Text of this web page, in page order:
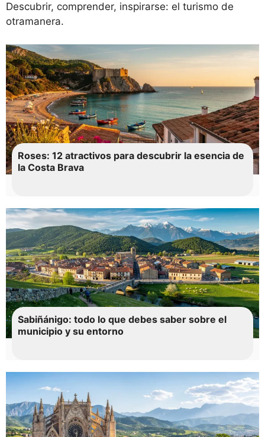
Descubrir, comprender, inspirarse: el turismo de
otramanera.
Roses: 12 atractivos para descubrir la esencia de
la Costa Brava
Sabiñánigo: todo lo que debes saber sobre el
municipio y su entorno